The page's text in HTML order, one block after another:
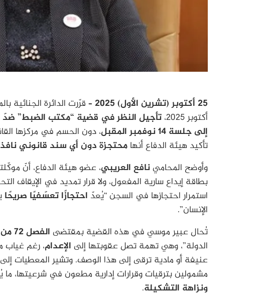
25 أكتوبر (تشرين الأول) 2025
أكتوبر 2025،
تأجيل النظر في قضية “مكتب الضبط” ضدّ
إلى جلسة 14 نوفمبر المقبل
، دون الحسم في مركزها
تأكيد هيئة الدفاع أنها محتجزة دون أي سند قانوني نافذ
وأوضح المحامي نافع العريبي، عضو هيئة الدفاع، أنّ
بطاقة إيداع سارية المفعول، ولا قرار تمديد في الإيقاف
استمرار احتجازها في السجن “يُعدّ احتجازًا تعسّفيًا صريحًا
الإنسان”.
تُحال عبير موسي في هذه القضية بمقتضى الفصل 72 من المجلة الجزائية
الدولة”، وهي تهمة تصل عقوبتها إلى الإعدام، رغم غياب
عنيفة أو مادية ترقى إلى هذا الوصف. وتشير المعطيات
مشمولين بترقيات وقرارات إدارية مطعون في شرعيتها، ما
ونزاهة التشكيلة.